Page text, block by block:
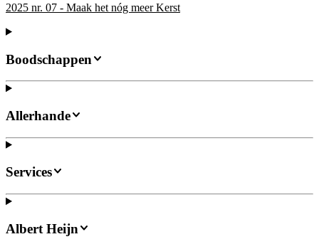
2025 nr. 07 - Maak het nóg meer Kerst
Boodschappen
Allerhande
Services
Albert Heijn